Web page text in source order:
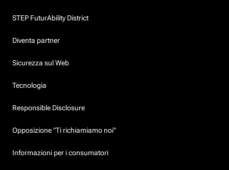
STEP FuturAbility District
Diventa partner
Sicurezza sul Web
Tecnologia
Responsible Disclosure
Opposizione "Ti richiamiamo noi"
Informazioni per i consumatori